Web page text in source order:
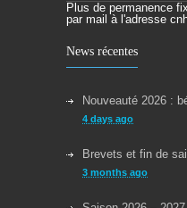
Plus de permanence
par mail à l'adresse
News récentes
Nouveauté 2026 :
4 days ago
Brevets et fin de
3 months ago